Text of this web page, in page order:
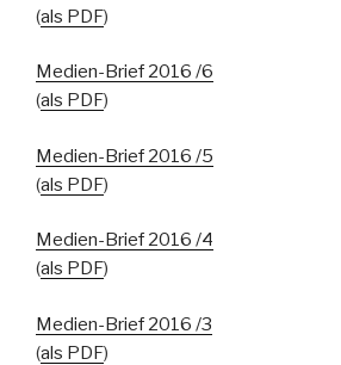
(als PDF)
Medien-Brief 2016 /6
(als PDF)
Medien-Brief 2016 /5
(als PDF)
Medien-Brief 2016 /4
(als PDF)
Medien-Brief 2016 /3
(als PDF)